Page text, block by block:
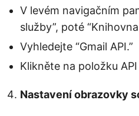
V levém navigačním
služby”, poté
Vyhledejte “Gmail API.”
Klikněte na položku
Nastavení obrazovky